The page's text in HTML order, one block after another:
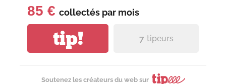
85 € collectés par mois
tip! 7 tipeurs
Soutenez les créateurs du web sur